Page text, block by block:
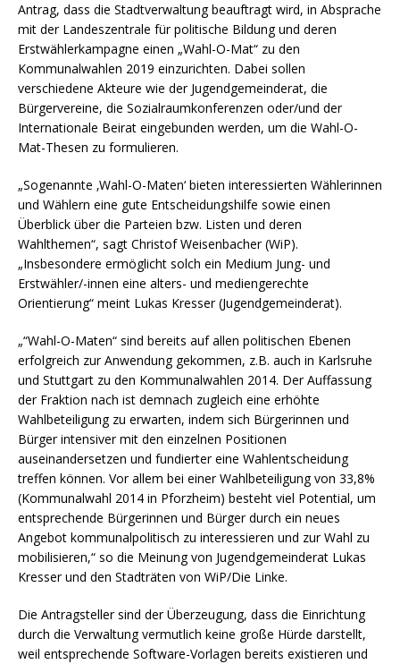
Antrag, dass die Stadtverwaltung beauftragt wird, in Absprache
mit der Landeszentrale für politische Bildung und deren
Erstwählerkampagne einen „Wahl-O-Mat“ zu den
Kommunalwahlen 2019 einzurichten. Dabei sollen
verschiedene Akteure wie der Jugendgemeinderat, die
Bürgervereine, die Sozialraumkonferenzen oder/und der
Internationale Beirat eingebunden werden, um die Wahl-O-
Mat-Thesen zu formulieren.
„Sogenannte ‚Wahl-O-Maten‘ bieten interessierten Wählerinnen
und Wählern eine gute Entscheidungshilfe sowie einen
Überblick über die Parteien bzw. Listen und deren
Wahlthemen“, sagt Christof Weisenbacher (WiP).
„Insbesondere ermöglicht solch ein Medium Jung- und
Erstwähler/-innen eine alters- und mediengerechte
Orientierung“ meint Lukas Kresser (Jugendgemeinderat).
„“Wahl-O-Maten“ sind bereits auf allen politischen Ebenen
erfolgreich zur Anwendung gekommen, z.B. auch in Karlsruhe
und Stuttgart zu den Kommunalwahlen 2014. Der Auffassung
der Fraktion nach ist demnach zugleich eine erhöhte
Wahlbeteiligung zu erwarten, indem sich Bürgerinnen und
Bürger intensiver mit den einzelnen Positionen
auseinandersetzen und fundierter eine Wahlentscheidung
treffen können. Vor allem bei einer Wahlbeteiligung von 33,8%
(Kommunalwahl 2014 in Pforzheim) besteht viel Potential, um
entsprechende Bürgerinnen und Bürger durch ein neues
Angebot kommunalpolitisch zu interessieren und zur Wahl zu
mobilisieren,“ so die Meinung von Jugendgemeinderat Lukas
Kresser und den Stadträten von WiP/Die Linke.
Die Antragsteller sind der Überzeugung, dass die Einrichtung
durch die Verwaltung vermutlich keine große Hürde darstellt,
weil entsprechende Software-Vorlagen bereits existieren und